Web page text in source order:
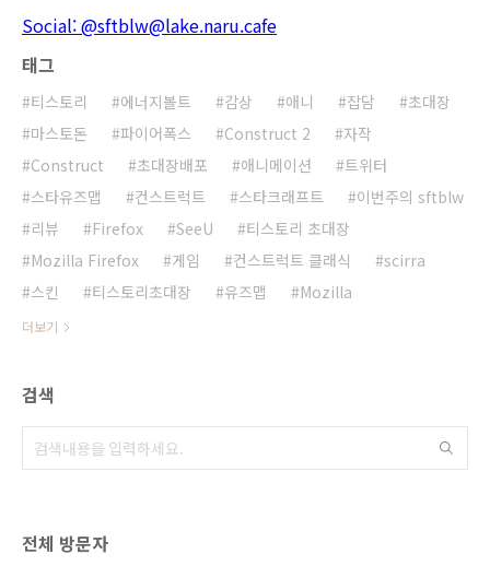
Social: @sftblw@lake.naru.cafe
태그
티스토리 에너지볼트 감상 애니 잡담
초대장
마스토돈
파이어폭스 Construct 2
자작
Construct
초대장배포 애니메이션
트위터
스타유즈맵
컨스트럭트 스타크래프트
이번주의 sftblw
리뷰
Firefox SeeU
티스토리 초대장
Mozilla Firefox
게임 컨스트럭트 클래식
scirra
스킨
티스토리초대장 유즈맵 Mozilla
더보기
검색
전체 방문자